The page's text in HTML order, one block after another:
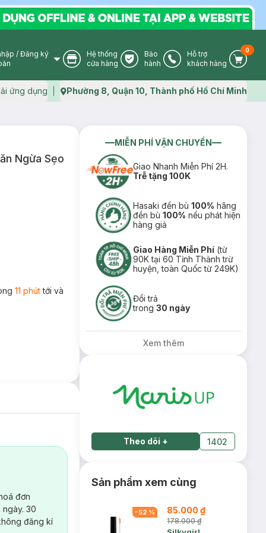
User Icon
/ Đăng ký
Store Icon
Hệ thống
cửa hàng
Warranty Icon
Bảo
hành
Phone Icon
Hỗ trợ
khách hàng
Cart
0
ứng dụng Map icon
Phường 8, Quận 10, Thành phố Hồ Chí Minh
Ngừa Sẹo
11 phúttới và
đơn
30
đăng kí
MIỄN PHÍ VẬN CHUYỂN
Giao Nhanh Miễn Phí 2H.
Trễ tặng 100K
Hasaki đền bù100% hãng
đền bù100% nếu phát hiện
hàng giả
Giao Hàng Miễn Phí (từ
90K tại 60 Tỉnh Thành trừ
huyện, toàn Quốc từ 249K)
Đổi trả
trong30 ngày
Xem thêm
Theo dõi + 1402
Sản phẩm xem cùng
-52 % 85.000 ₫
178.000 ₫